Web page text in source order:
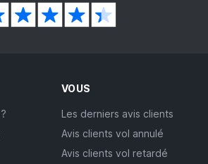
VOUS
Les derniers avis clients
Avis clients vol annulé
Avis clients vol retardé